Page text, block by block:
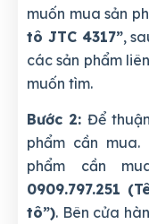
muốn mua sản
tô JTC 4317”,
các sản phẩm
muốn tìm.
Bước 2: Để
phẩm cần mua.
phẩm cần
0909.797.251
tô”). Bên cửa